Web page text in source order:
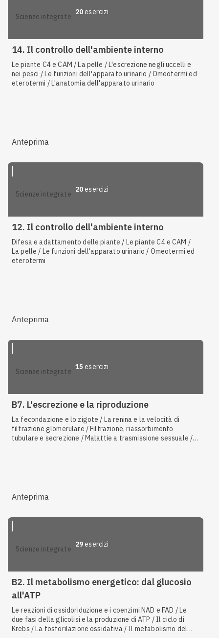
scienze integrate
20 esercizi
14. Il controllo dell'ambiente interno
Le piante C4 e CAM / La pelle / L'escrezione negli uccelli e
nei pesci / Le funzioni dell'apparato urinario / Omeotermi ed
eterotermi / L'anatomia dell'apparato urinario
Anteprima
scienze integrate
20 esercizi
12. Il controllo dell'ambiente interno
Difesa e adattamento delle piante / Le piante C4 e CAM /
La pelle / Le funzioni dell'apparato urinario / Omeotermi ed
eterotermi
Anteprima
scienze integrate
15 esercizi
B7. L'escrezione e la riproduzione
La fecondazione e lo zigote / La renina e la velocità di
filtrazione glomerulare / Filtrazione, riassorbimento
tubulare e secrezione / Malattie a trasmissione sessuale / I
Anteprima
scienze integrate
29 esercizi
B2. Il metabolismo energetico: dal glucosio
all'ATP
Le reazioni di ossidoriduzione e i coenzimi NAD e FAD / Le
due fasi della glicolisi e la produzione di ATP / Il ciclo di
Krebs / La fosforilazione ossidativa / Il metabolismo del